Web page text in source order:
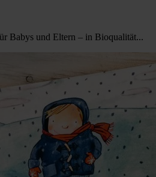
Babys und Eltern – in Bioqualität...